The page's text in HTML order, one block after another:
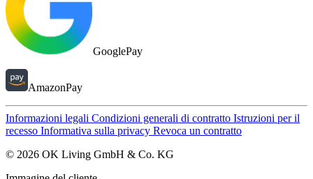
GooglePay
AmazonPay
Informazioni legali Condizioni generali di contratto Istruzioni per il
recesso Informativa sulla privacy Revoca un contratto
© 2026 OK Living GmbH & Co. KG